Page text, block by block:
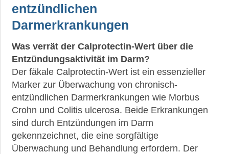
entzündlichen
Darmerkrankungen
Was verrät der Calprotectin-Wert über die
Entzündungsaktivität im Darm?
Der fäkale Calprotectin-Wert ist ein essenzieller
Marker zur Überwachung von chronisch-
entzündlichen Darmerkrankungen wie Morbus
Crohn und Colitis ulcerosa. Beide Erkrankungen
sind durch Entzündungen im Darm
gekennzeichnet, die eine sorgfältige
Überwachung und Behandlung erfordern. Der